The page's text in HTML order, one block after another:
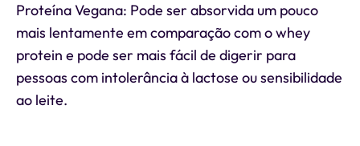
Proteína Vegana: Pode ser absorvida um pouco
mais lentamente em comparação com o whey
protein e pode ser mais fácil de digerir para
pessoas com intolerância à lactose ou sensibilidade
ao leite.